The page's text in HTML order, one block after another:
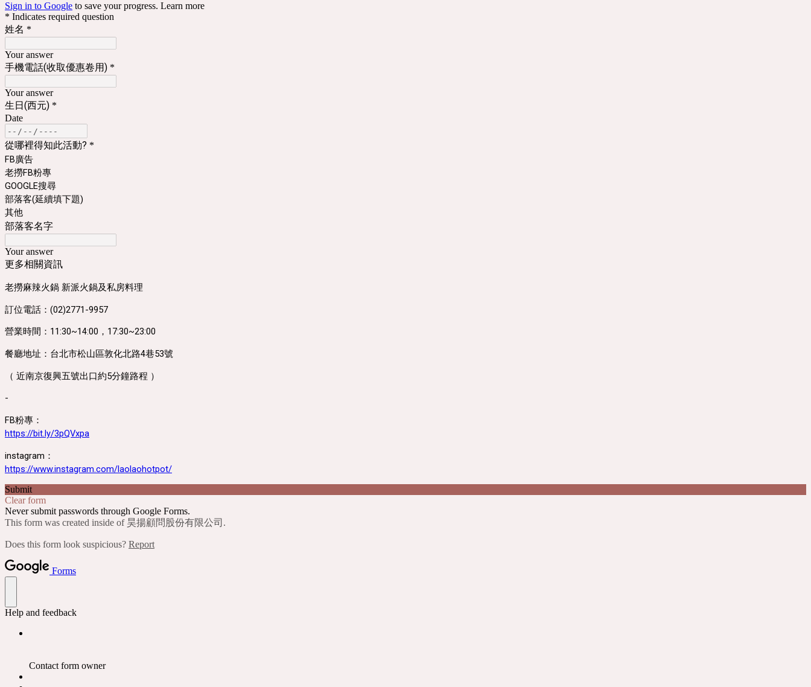
Sign in to Google to save your progress. Learn more
* Indicates required question
姓名 *
Your answer
手機電話(收取優惠卷用) *
Your answer
生日(西元) *
Date
從哪裡得知此活動? *
FB廣告
老撈FB粉專
GOOGLE搜尋
部落客(延續填下題)
其他
部落客名字
Your answer
更多相關資訊
老撈麻辣火鍋 新派火鍋及私房料理
訂位電話：(02)2771-9957
營業時間：11:30~14:00，17:30~23:00
餐廳地址：台北市松山區敦化北路4巷53號
（ 近南京復興五號出口約5分鐘路程 ）
-
FB粉專：
https://bit.ly/3pQVxpa
https://www.instagram.com/laolaohotpot/
Submit
Clear form
Never submit passwords through Google Forms.
This form was created inside of 昊揚顧問股份有限公司.
Does this form look suspicious? Report
Forms
Help and feedback
Contact form owner